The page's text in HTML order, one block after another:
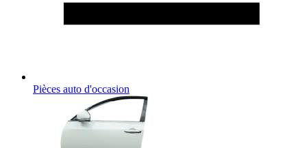
Pièces auto d'occasion